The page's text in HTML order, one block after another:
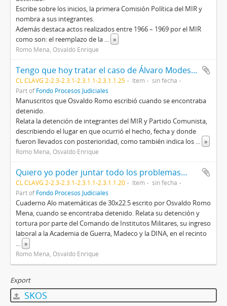
Escribe sobre los inicios, la primera Comisión Política del MIR y
nombra a sus integrantes.
Además destaca actos realizados entre 1966 – 1969 por el MIR
como son: el reemplazo de la ... »
Romo Mena, Osvaldo Enrique
Tengo que hoy tratar el caso de Álvaro Modesto Vallejos Villagrán…
CL CLAVG 2-2.3-2.3.1-2.3.1.1-2.3.1.1.25 Item
sin fecha
Part ofFondo Procesos Judiciales
Manuscritos que Osvaldo Romo escribió cuando se encontraba
detenido.
Relata la detención de integrantes del MIR y Partido Comunista,
describiendo el lugar en que ocurrió el hecho, fecha y donde
fueron llevados con posterioridad, como también indica los ... »
Romo Mena, Osvaldo Enrique
Quiero yo poder juntar todo los problemas…
CL CLAVG 2-2.3-2.3.1-2.3.1.1-2.3.1.1.20 Item
sin fecha
Part ofFondo Procesos Judiciales
Cuaderno Alo matemáticas de 30x22.5 escrito por Osvaldo Romo
Mena, cuando se encontraba detenido. Relata su detención y
tortura por parte del Comando de Institutos Militares, su ingreso
laboral a la Academia de Guerra, Madeco y la DINA, en el recinto
... »
Romo Mena, Osvaldo Enrique
Export
SKOS